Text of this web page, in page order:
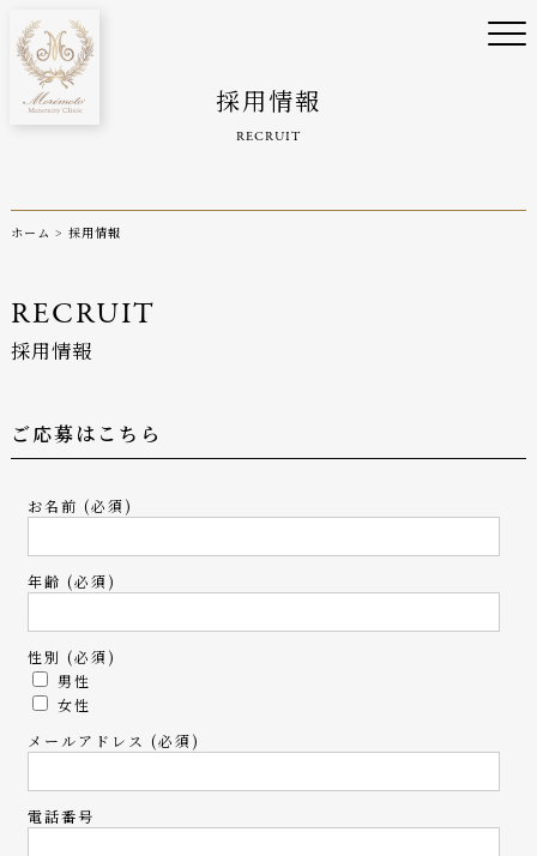
採用情報
RECRUIT
ホーム > 採用情報
RECRUIT
採用情報
ご応募はこちら
お名前 (必須)
年齢 (必須)
性別 (必須)
男性
女性
メールアドレス (必須)
電話番号